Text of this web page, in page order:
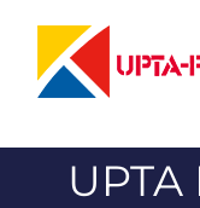
contenido